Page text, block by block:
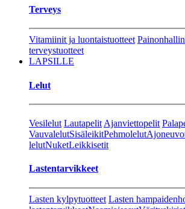
Terveys
Vitamiinit ja luontaistuotteet
terveystuotteet
LAPSILLE
Lelut
Vesilelut Lautapelit Ajanviettopelit
VauvalelutSisäleikitPehmolelut
lelutNuketLeikkisetit
Lastentarvikkeet
Lasten kylpytuotteet Lasten